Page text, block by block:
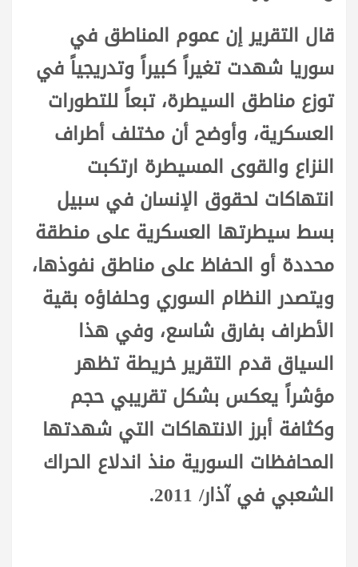
قال التقرير إن عموم المناطق في
سوريا شهدت تغيراً كبيراً وتدريجياً في
توزع مناطق السيطرة، تبعاً للتطورات
العسكرية، وأوضح أن مختلف أطراف
النزاع والقوى المسيطرة ارتكبت
انتهاكات لحقوق الإنسان في سبيل
بسط سيطرتها العسكرية على منطقة
محددة أو الحفاظ على مناطق نفوذها،
ويتصدر النظام السوري وحلفاؤه بقية
الأطراف بفارق شاسع، وفي هذا
السياق قدم التقرير خريطة تظهر
مؤشراً يعكس بشكل تقريبي حجم
وكثافة أبرز الانتهاكات التي شهدتها
المحافظات السورية منذ اندلاع الحراك
الشعبي في آذار/ 2011.